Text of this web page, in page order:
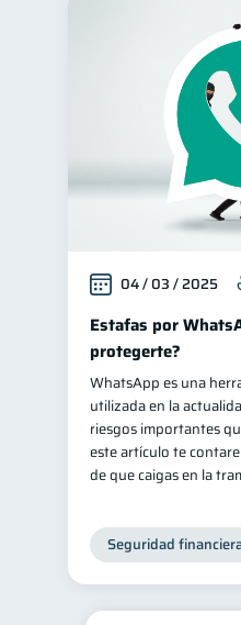
04 / 03 / 2025
Estafas por
protegerte?
WhatsApp es una
utilizada en la
riesgos importantes
este artículo te
de que caigas en la
Seguridad